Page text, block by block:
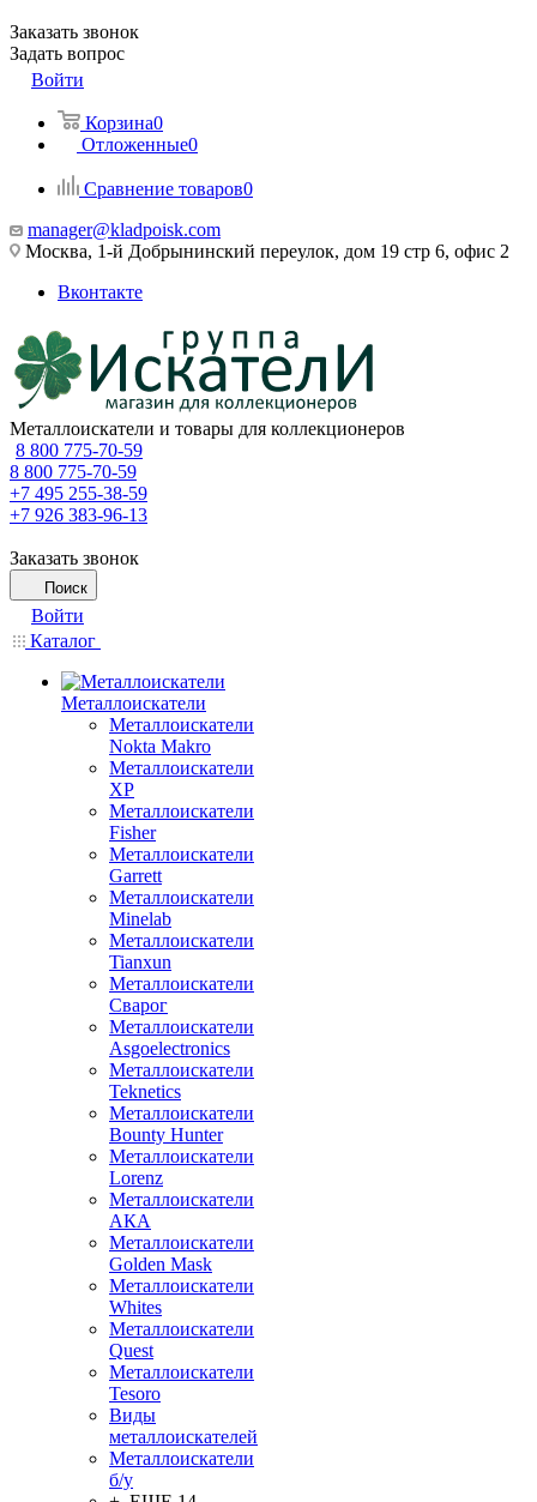
Заказать звонок
Задать вопрос
Войти
Корзина0
Отложенные0
Сравнение товаров0
manager@kladpoisk.com
Москва, 1-й Добрынинский переулок, дом 19 стр 6, офис 2
Вконтакте
Металлоискатели и товары для коллекционеров
8 800 775-70-59
8 800 775-70-59
+7 495 255-38-59
+7 926 383-96-13
Заказать звонок
Поиск
Войти
Каталог
Металлоискатели
Металлоискатели
Nokta Makro
Металлоискатели
XP
Металлоискатели
Fisher
Металлоискатели
Garrett
Металлоискатели
Minelab
Металлоискатели
Tianxun
Металлоискатели
Сварог
Металлоискатели
Asgoelectronics
Металлоискатели
Teknetics
Металлоискатели
Bounty Hunter
Металлоискатели
Lorenz
Металлоискатели
АКА
Металлоискатели
Golden Mask
Металлоискатели
Whites
Металлоискатели
Quest
Металлоискатели
Tesoro
Виды
металлоискателей
Металлоискатели
б/у